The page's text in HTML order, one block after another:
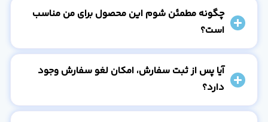
چگونه مطمئن شوم این محصول برای من مناسب
است؟
آیا پس از ثبت سفارش، امکان لغو سفارش وجود
دارد؟